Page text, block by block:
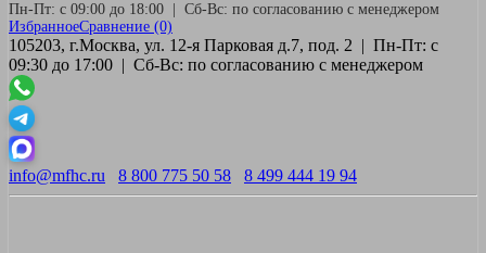
Пн-Пт: с 09:00 до 18:00 | Сб-Вс: по согласованию с менеджером
ИзбранноеСравнение (0)
105203, г.Москва, ул. 12-я Парковая д.7, под. 2 | Пн-Пт: с
09:30 до 17:00 | Сб-Вс: по согласованию с менеджером
info@mfhc.ru 8 800 775 50 58 8 499 444 19 94